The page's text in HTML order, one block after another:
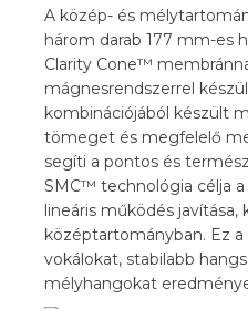
A közép- és
három darab 177 mm-es
Clarity Cone™
mágnesrendszerrel
kombinációjából készült
tömeget és megfelelő
segíti a pontos és
SMC™ technológia célja
lineáris működés javítása,
középtartományban. Ez
vokálokat, stabilabb
mélyhangokat